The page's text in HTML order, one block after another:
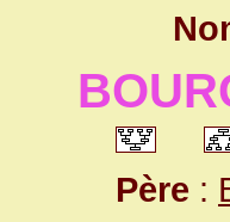
Père :